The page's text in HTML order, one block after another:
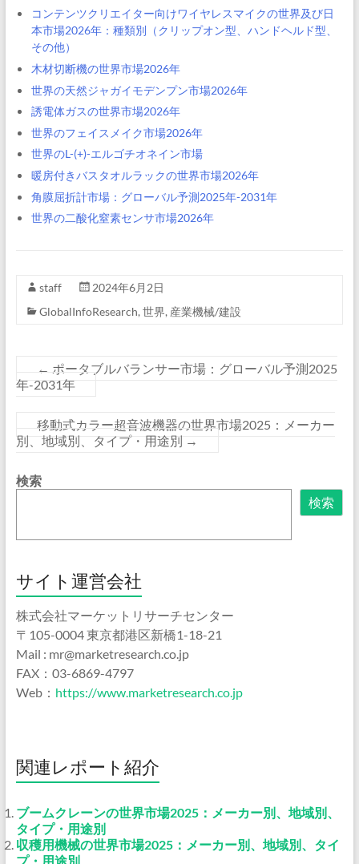
コンテンツクリエイター向けワイヤレスマイクの世界及び日
本市場2026年：種類別（クリップオン型、ハンドヘルド型、
その他）
木材切断機の世界市場2026年
世界の天然ジャガイモデンプン市場2026年
誘電体ガスの世界市場2026年
世界のフェイスメイク市場2026年
世界のL-(+)-エルゴチオネイン市場
暖房付きバスタオルラックの世界市場2026年
角膜屈折計市場：グローバル予測2025年-2031年
世界の二酸化窒素センサ市場2026年
staff
2024年6月2日
GlobalInfoResearch, 世界, 産業機械/建設
← ポータブルバランサー市場：グローバル予測2025
年-2031年
移動式カラー超音波機器の世界市場2025：メーカー
別、地域別、タイプ・用途別 →
検索
検索
サイト運営会社
株式会社マーケットリサーチセンター
〒105-0004 東京都港区新橋1-18-21
Mail : mr@marketresearch.co.jp
FAX：03-6869-4797
Web： https://www.marketresearch.co.jp
関連レポート紹介
ブームクレーンの世界市場2025：メーカー別、地域別、
タイプ・用途別
収穫用機械の世界市場2025：メーカー別、地域別、タイ
プ・用途別